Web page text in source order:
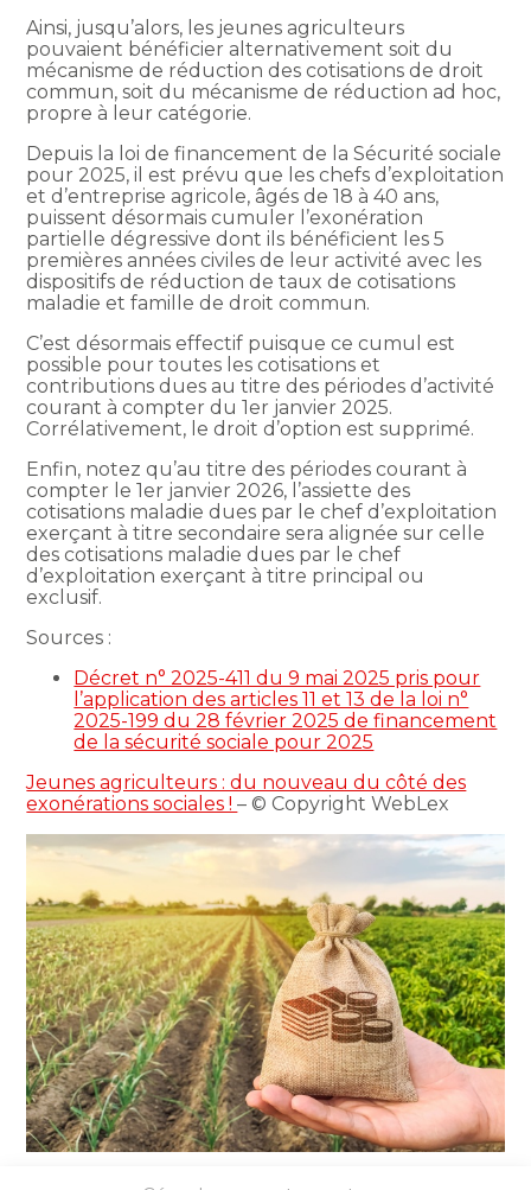
Ainsi, jusqu’alors, les jeunes agriculteurs
pouvaient bénéficier alternativement soit du
mécanisme de réduction des cotisations de droit
commun, soit du mécanisme de réduction ad hoc,
propre à leur catégorie.
Depuis la loi de financement de la Sécurité sociale
pour 2025, il est prévu que les chefs d’exploitation
et d’entreprise agricole, âgés de 18 à 40 ans,
puissent désormais cumuler l’exonération
partielle dégressive dont ils bénéficient les 5
premières années civiles de leur activité avec les
dispositifs de réduction de taux de cotisations
maladie et famille de droit commun.
C’est désormais effectif puisque ce cumul est
possible pour toutes les cotisations et
contributions dues au titre des périodes d’activité
courant à compter du 1er janvier 2025.
Corrélativement, le droit d’option est supprimé.
Enfin, notez qu’au titre des périodes courant à
compter le 1er janvier 2026, l’assiette des
cotisations maladie dues par le chef d’exploitation
exerçant à titre secondaire sera alignée sur celle
des cotisations maladie dues par le chef
d’exploitation exerçant à titre principal ou
exclusif.
Sources :
Décret n° 2025-411 du 9 mai 2025 pris pour
l’application des articles 11 et 13 de la loi n°
2025-199 du 28 février 2025 de financement
de la sécurité sociale pour 2025
Jeunes agriculteurs : du nouveau du côté des
exonérations sociales !– © Copyright WebLex